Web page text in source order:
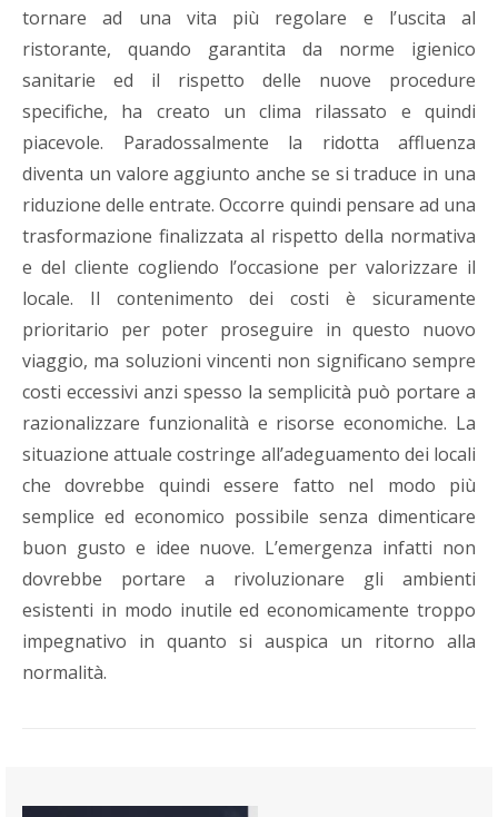
tornare ad una vita più regolare e l’uscita al
ristorante, quando garantita da norme igienico
sanitarie ed il rispetto delle nuove procedure
specifiche, ha creato un clima rilassato e quindi
piacevole. Paradossalmente la ridotta affluenza
diventa un valore aggiunto anche se si traduce in una
riduzione delle entrate. Occorre quindi pensare ad una
trasformazione finalizzata al rispetto della normativa
e del cliente cogliendo l’occasione per valorizzare il
locale. Il contenimento dei costi è sicuramente
prioritario per poter proseguire in questo nuovo
viaggio, ma soluzioni vincenti non significano sempre
costi eccessivi anzi spesso la semplicità può portare a
razionalizzare funzionalità e risorse economiche. La
situazione attuale costringe all’adeguamento dei locali
che dovrebbe quindi essere fatto nel modo più
semplice ed economico possibile senza dimenticare
buon gusto e idee nuove. L’emergenza infatti non
dovrebbe portare a rivoluzionare gli ambienti
esistenti in modo inutile ed economicamente troppo
impegnativo in quanto si auspica un ritorno alla
normalità.